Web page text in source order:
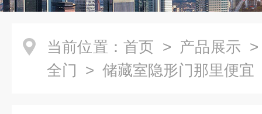
当前位置： 首页 > 产品展示
全门 > 储藏室隐形门那里便宜